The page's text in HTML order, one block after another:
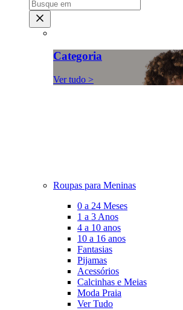
Categoria
Ver tudo >
Roupas para Meninas
0 a 24 Meses
1 a 3 Anos
4 a 10 anos
10 a 16 anos
Fantasias
Pijamas
Acessórios
Calcinhas e Meias
Moda Praia
Ver Tudo